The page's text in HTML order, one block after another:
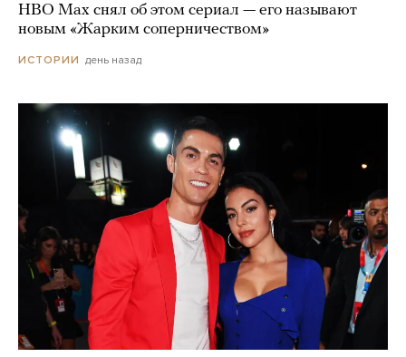
HBO Max снял об этом сериал — его называют
новым «Жарким соперничеством»
ИСТОРИИ день назад